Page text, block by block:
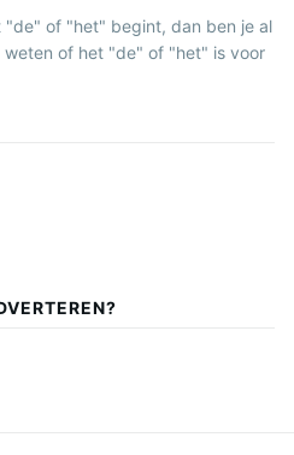
"de" of "het" begint, dan ben je al
weten of het "de" of "het" is voor